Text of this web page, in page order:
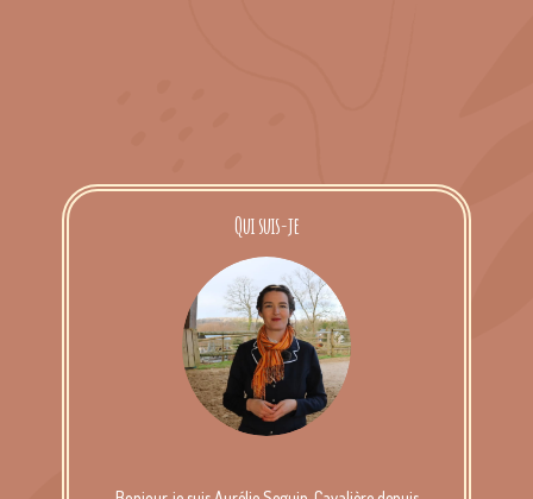
Qui suis-je